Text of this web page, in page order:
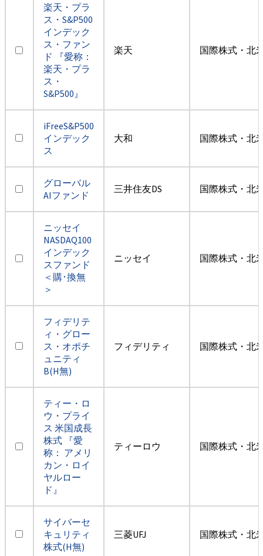
楽天・プラ
ス・S&P500
インデック
ス・ファン
ド 『愛称：
楽天・プラ
ス・
S&P500』
楽天 国際株式・北
iFreeS&P500
インデック
ス
大和 国際株式・北
グローバル
AIファンド
三井住友DS 国際株式・北
ニッセイ
NASDAQ100
インデック
スファンド
＜購･換無
＞
ニッセイ 国際株式・北
フィデリテ
ィ・グロー
ス・オポチ
ュニティ
B(H無)
フィデリティ 国際株式・北
ティー・ロ
ウ・プライ
ス 米国成長
株式 『愛
称： アメリ
カン・ロイ
ヤルロー
ド』
ティーロウ 国際株式・北
サイバーセ
キュリティ
株式(H無)
三菱UFJ 国際株式・北